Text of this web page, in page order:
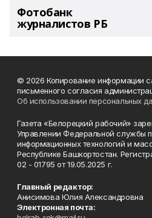
Фотобанк
журналистов РБ
© 2026 Копирование информации
письменного согласия
Об использовании персональных
Газета «Белорецкий рабочий»
Управлении Федеральной службы
информационных технологий и
Республике Башкортостан.
02 - 01795 от 19.05.2025 г.
Главный редактор:
Анисимова Юлия Александровна
Электронная почта: